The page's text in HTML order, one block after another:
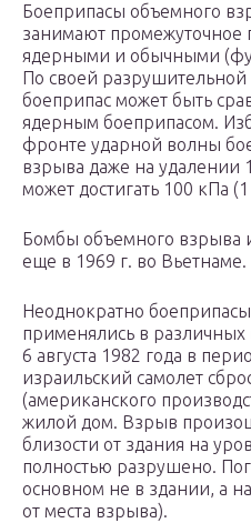
Боеприпасы объемного
занимают промежуточное
ядерными и обычными
По своей разрушительной
боеприпас может быть
ядерным боеприпасом.
фронте ударной волны
взрыва даже на удалении
может достигать 100 кПа (1
Бомбы объемного взрыва
еще в 1969 г. во Вьетнаме.
Неоднократно
применялись в различных
6 августа 1982 года в
израильский самолет
(американского
жилой дом. Взрыв
близости от здания на
полностью разрушено.
основном не в здании, а
от места взрыва).